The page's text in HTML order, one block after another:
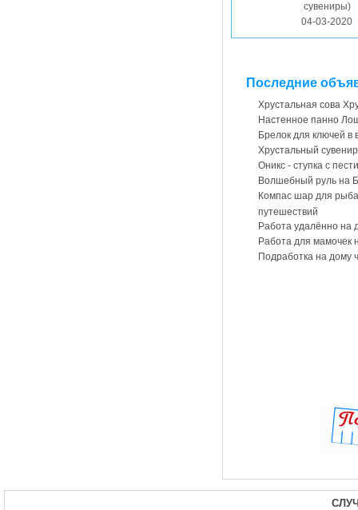
сувениры)
04-03-2020
Последние
Хрустальная сова
Настенное панно
Брелок для ключей в
Хрустальный
Оникс - ступка с
Волшебный руль на
Компас шар для
путешествий
Работа удалённо на
Работа для мамочек
Подработка на дому